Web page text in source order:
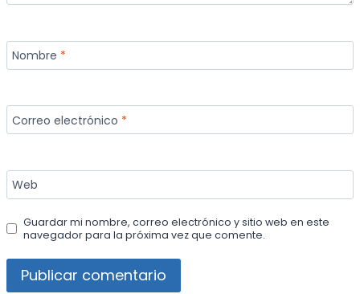
Nombre *
Correo electrónico *
Web
Guardar mi nombre, correo electrónico y sitio web en este
navegador para la próxima vez que comente.